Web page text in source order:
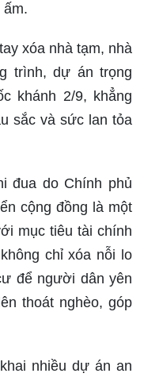
ấm.
xóa nhà tạm, nhà
trình, dự án trọng
khánh 2/9, khẳng
sắc và sức lan tỏa
đua do Chính phủ
cộng đồng là một
mục tiêu tài chính
chỉ xóa nỗi lo
để người dân yên
thoát nghèo, góp
nhiều dự án an